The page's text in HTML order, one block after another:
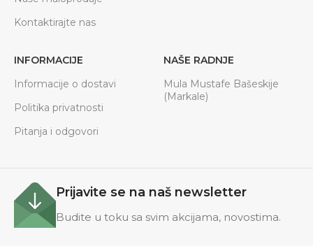
Kontaktirajte nas
INFORMACIJE
Informacije o dostavi
Politika privatnosti
Pitanja i odgovori
NAŠE RADNJE
Mula Mustafe Bašeskije
(Markale)
Prijavite se na naš newsletter
Budite u toku sa svim akcijama, novostima.